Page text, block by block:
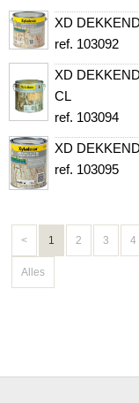
XD
ref. 103092
XD
CL
ref. 103094
XD
ref. 103095
< 1 2 3 4
Alles